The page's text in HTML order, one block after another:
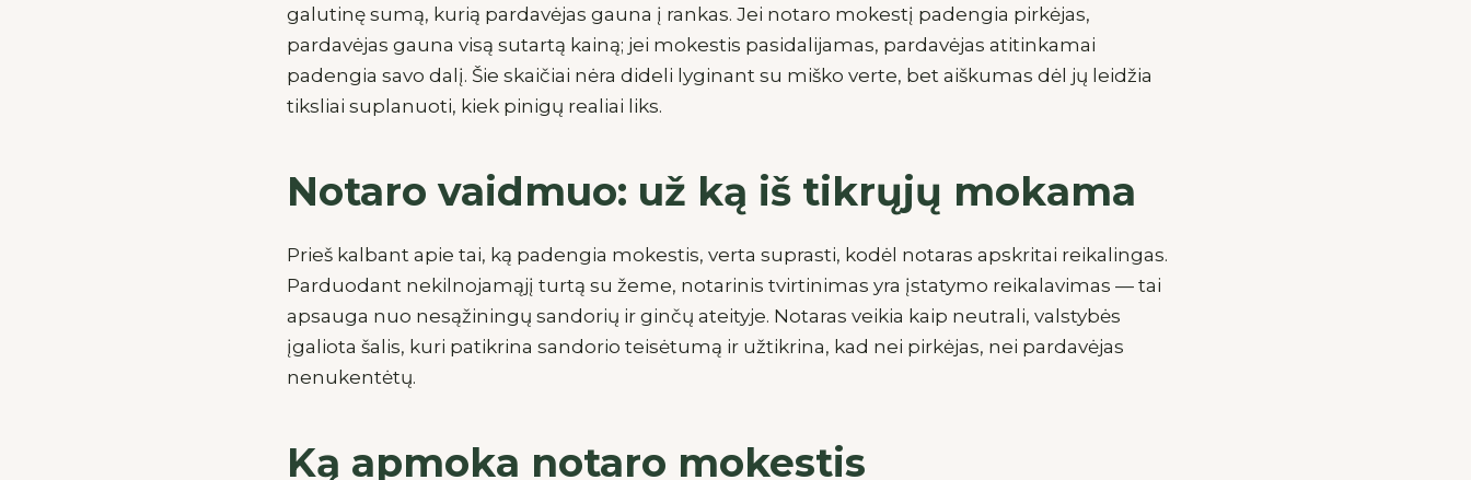
galutinę sumą, kurią pardavėjas gauna į rankas. Jei notaro mokestį padengia pirkėjas,
pardavėjas gauna visą sutartą kainą; jei mokestis pasidalijamas, pardavėjas atitinkamai
padengia savo dalį. Šie skaičiai nėra dideli lyginant su miško verte, bet aiškumas dėl jų leidžia
tiksliai suplanuoti, kiek pinigų realiai liks.
Notaro vaidmuo: už ką iš tikrųjų mokama
Prieš kalbant apie tai, ką padengia mokestis, verta suprasti, kodėl notaras apskritai reikalingas.
Parduodant nekilnojamąjį turtą su žeme, notarinis tvirtinimas yra įstatymo reikalavimas — tai
apsauga nuo nesąžiningų sandorių ir ginčų ateityje. Notaras veikia kaip neutrali, valstybės
įgaliota šalis, kuri patikrina sandorio teisėtumą ir užtikrina, kad nei pirkėjas, nei pardavėjas
nenukentėtų.
Ką apmoka notaro mokestis